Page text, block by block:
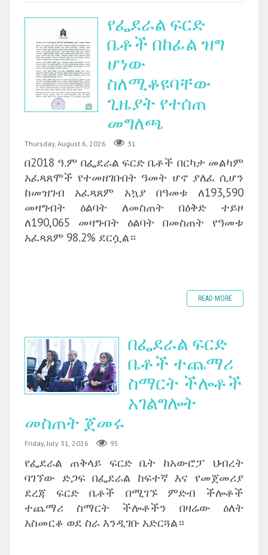
የፌደራል ፍርድ
ቤቶች በከፊል ዝግ
ሆነው
ስለሚቆዩባቸው
ጊዜያት የተሰጠ
መግለጫ
Thursday, August 6, 2026 31
በ2018 ዓ.ም በፌደራል ፍርድ ቤቶች በርካታ መልካም
አፈጻጸሞች የተመዘገቡበት ዓመት ሆኖ ያለፈ ሲሆን
ከመዝገብ አፈጻጸም አኳያ በዓመቱ ለ193,590
መዛግብት ዕልባት ለመስጠት በዕቅድ ተይዞ
ለ190,065 መዛግብት ዕልባት በመስጠት የዓመቱ
አፈጻጸም 98.2% ደርሷል።
READ MORE
በፌደራል ፍርድ
ቤቶች ተጨማሪ
ስማርት ችሎቶች
አገልግሎት
መስጠት ጀመሩ
Friday, July 31, 2026 95
የፌደራል ጠቅላይ ፍርድ ቤት ከአውሮፓ ህብረት
ባገኘው ድጋፍ በፌደራል ከፍተኛ እና የመጀመሪያ
ደረጃ ፍርድ ቤቶች በሚገኙ ምድብ ችሎቶች
ተጨማሪ ስማርት ችሎቶችን በዛሬው ዕለት
አስመርቆ ወደ ስራ እንዲገቡ አድርጓል።